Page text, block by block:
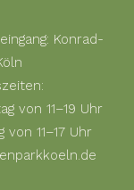
Konrad-
von 11–19 Uhr
11–17 Uhr